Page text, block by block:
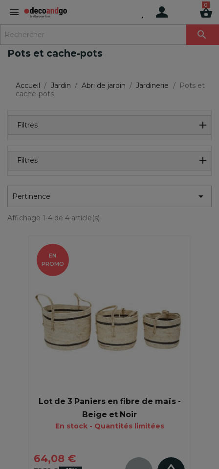

Pots et cache-pots
Accueil Jardin Abri de jardin Jardinerie
Pots et
cache-pots
Filtres
Filtres
Pertinence 
Affichage 1-4 de 4 article(s)
Lot de 3 Paniers en fibre de maïs -
Beige et Noir
En stock - Quantités limitées
64,08 €
EN
PROMO